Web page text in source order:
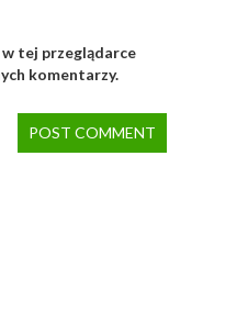
tej przeglądarce
komentarzy.